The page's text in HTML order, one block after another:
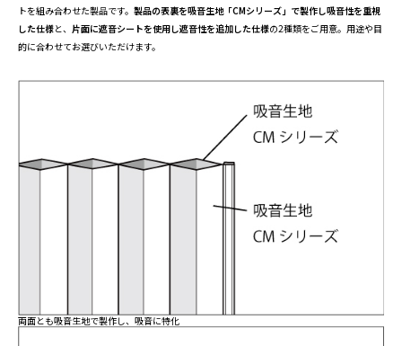
トを組み合わせた製品です。 製品の表裏を吸音生地「CMシリーズ」で製作し吸音性を重視
した仕様と、 片面に遮音シートを使用し遮音性を追加した仕様の2種類をご用意。用途や目
的に合わせてお選びいただけます。
両面とも吸音生地で製作し、吸音に特化